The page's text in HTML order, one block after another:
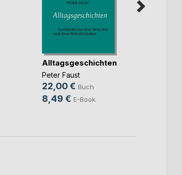
Alltagsgeschichten
Peter Faust
22,00 € Buch
8,49 € E-Book